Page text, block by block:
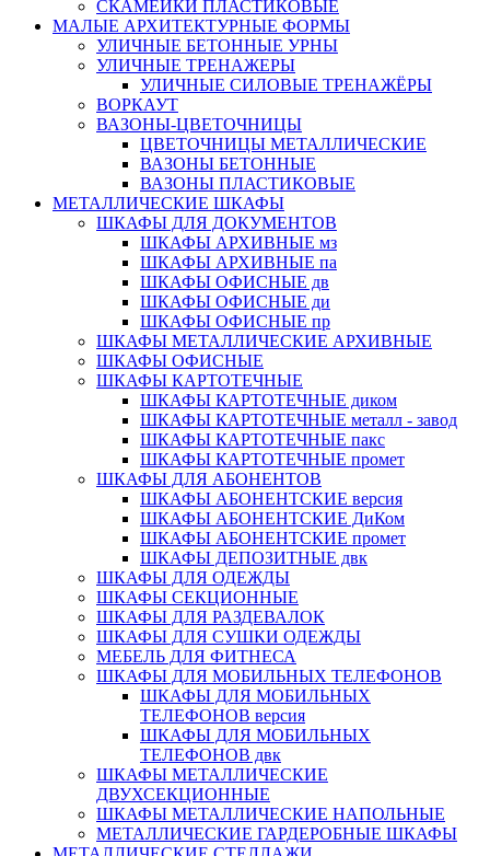
СКАМЕЙКИ ПЛАСТИКОВЫЕ
МАЛЫЕ АРХИТЕКТУРНЫЕ ФОРМЫ
УЛИЧНЫЕ БЕТОННЫЕ УРНЫ
УЛИЧНЫЕ ТРЕНАЖЕРЫ
УЛИЧНЫЕ СИЛОВЫЕ ТРЕНАЖЁРЫ
ВОРКАУТ
ВАЗОНЫ-ЦВЕТОЧНИЦЫ
ЦВЕТОЧНИЦЫ МЕТАЛЛИЧЕСКИЕ
ВАЗОНЫ БЕТОННЫЕ
ВАЗОНЫ ПЛАСТИКОВЫЕ
МЕТАЛЛИЧЕСКИЕ ШКАФЫ
ШКАФЫ ДЛЯ ДОКУМЕНТОВ
ШКАФЫ АРХИВНЫЕ мз
ШКАФЫ АРХИВНЫЕ па
ШКАФЫ ОФИСНЫЕ дв
ШКАФЫ ОФИСНЫЕ ди
ШКАФЫ ОФИСНЫЕ пр
ШКАФЫ МЕТАЛЛИЧЕСКИЕ АРХИВНЫЕ
ШКАФЫ ОФИСНЫЕ
ШКАФЫ КАРТОТЕЧНЫЕ
ШКАФЫ КАРТОТЕЧНЫЕ диком
ШКАФЫ КАРТОТЕЧНЫЕ металл - завод
ШКАФЫ КАРТОТЕЧНЫЕ пакс
ШКАФЫ КАРТОТЕЧНЫЕ промет
ШКАФЫ ДЛЯ АБОНЕНТОВ
ШКАФЫ АБОНЕНТСКИЕ версия
ШКАФЫ АБОНЕНТСКИЕ ДиКом
ШКАФЫ АБОНЕНТСКИЕ промет
ШКАФЫ ДЕПОЗИТНЫЕ двк
ШКАФЫ ДЛЯ ОДЕЖДЫ
ШКАФЫ СЕКЦИОННЫЕ
ШКАФЫ ДЛЯ РАЗДЕВАЛОК
ШКАФЫ ДЛЯ СУШКИ ОДЕЖДЫ
МЕБЕЛЬ ДЛЯ ФИТНЕСА
ШКАФЫ ДЛЯ МОБИЛЬНЫХ ТЕЛЕФОНОВ
ШКАФЫ ДЛЯ МОБИЛЬНЫХ
ТЕЛЕФОНОВ версия
ШКАФЫ ДЛЯ МОБИЛЬНЫХ
ТЕЛЕФОНОВ двк
ШКАФЫ МЕТАЛЛИЧЕСКИЕ
ДВУХСЕКЦИОННЫЕ
ШКАФЫ МЕТАЛЛИЧЕСКИЕ НАПОЛЬНЫЕ
МЕТАЛЛИЧЕСКИЕ ГАРДЕРОБНЫЕ ШКАФЫ